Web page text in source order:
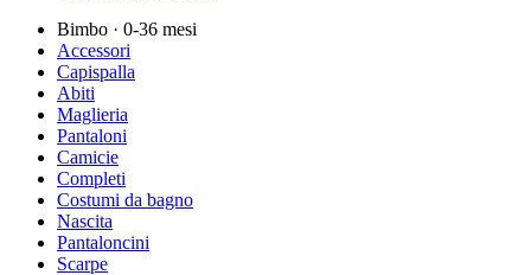
Bimbo · 0-36 mesi
Accessori
Capispalla
Abiti
Maglieria
Pantaloni
Camicie
Completi
Costumi da bagno
Nascita
Pantaloncini
Scarpe